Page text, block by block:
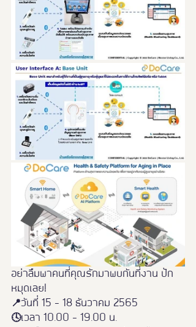
อย่าลืมพาคนที่คุณรักมาพบกันที่งาน ปัก
หมุดเลย!
📍วันที่ 15 - 18 ธันวาคม 2565
🕓เวลา 10.00 - 19.00 น.